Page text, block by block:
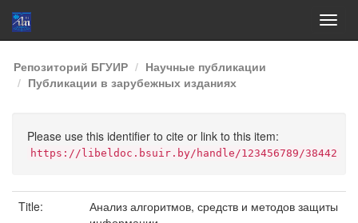
Skip
navigation
Репозиторий БГУИР
Научные публикации
Публикации в зарубежных изданиях
Please use this identifier to cite or link to this item:
https://libeldoc.bsuir.by/handle/123456789/38442
Title:
Анализ алгоритмов, средств и методов защиты